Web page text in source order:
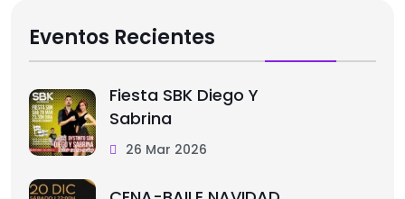
Eventos Recientes
Fiesta SBK Diego Y
Sabrina
26 Mar 2026